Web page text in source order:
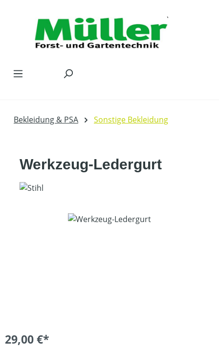
Bekleidung & PSA Sonstige Bekleidung
Werkzeug-Ledergurt
Bildergalerie überspringen
29,00 €*